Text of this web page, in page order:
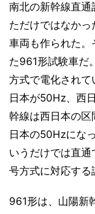
南北の新幹線直
ただけではなか
車両も作られた
た961形試験車だ
方式で電化され
日本が50Hz、西
幹線は西日本の
日本の50Hzにな
いうだけでは直
号方式に対応する
961形は、山陽新